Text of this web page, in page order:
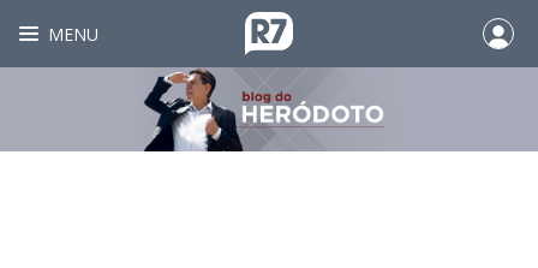
MENU